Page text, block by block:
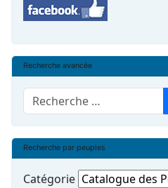
Recherche avancée
Rechercher
Recherche par peuples
Catégorie